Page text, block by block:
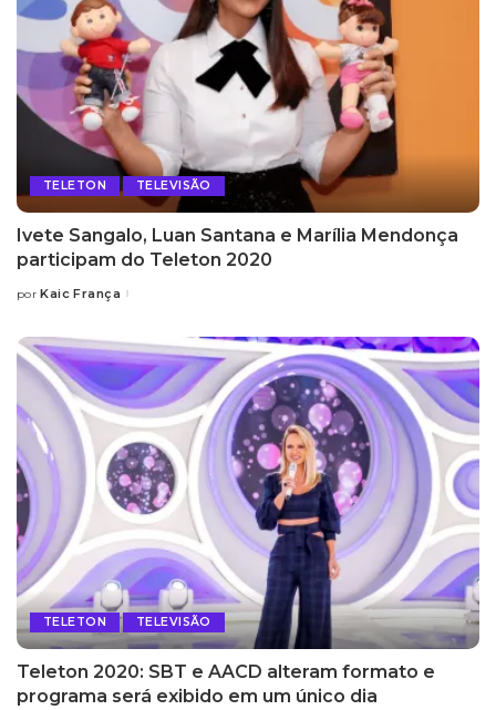
TELETON TELEVISÃO
Ivete Sangalo, Luan Santana e Marília Mendonça
participam do Teleton 2020
Posted
por Kaic França
TELETON TELEVISÃO
Teleton 2020: SBT e AACD alteram formato e
programa será exibido em um único dia